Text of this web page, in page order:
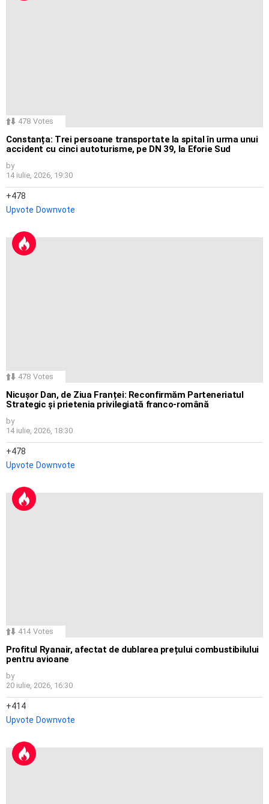
478 Votes
Constanța: Trei persoane transportate la spital în urma unui
accident cu cinci autoturisme, pe DN 39, la Eforie Sud
by
14 iulie, 2026, 19:30
478
Upvote Downvote
478 Votes
Nicușor Dan, de Ziua Franței: Reconfirmăm Parteneriatul
Strategic și prietenia privilegiată franco-română
by
14 iulie, 2026, 18:30
478
Upvote Downvote
414 Votes
Profitul Ryanair, afectat de dublarea prețului combustibilului
pentru avioane
by
20 iulie, 2026, 16:30
414
Upvote Downvote